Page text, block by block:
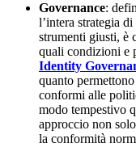
Governance:
l’intera strategia
strumenti giusti, è
quali condizioni e
Identity
quanto
conformi alle
modo tempestivo
approccio non
la conformità